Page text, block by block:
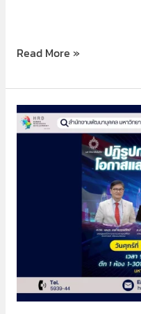
Read More »
ปฏิรูป
การ